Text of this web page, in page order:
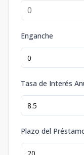
Enganche
Tasa de Interés
Plazo del